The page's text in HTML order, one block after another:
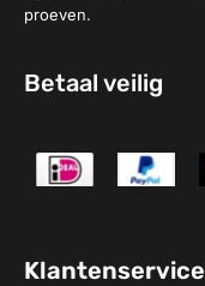
proeven.
Betaal veilig
Klantenservice